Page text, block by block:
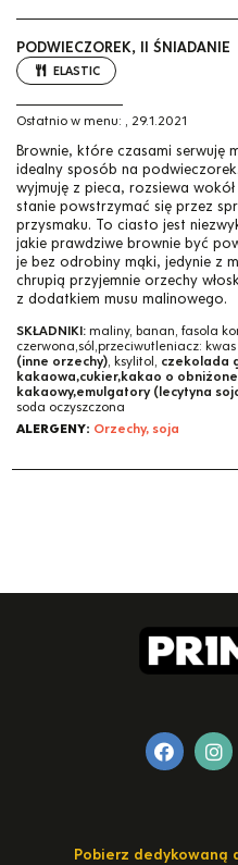
PODWIECZOREK, II ŚNIADANIE
ELASTIC
Ostatnio w menu: , 29.1.2021
Brownie, które czasami serwuję
idealny sposób na
wyjmuję z pieca, rozsiewa
stanie powstrzymać się przez
przysmaku. To ciasto jest
jakie prawdziwe brownie być
je bez odrobiny mąki, jedynie z
chrupią przyjemnie orzechy
z dodatkiem musu malinowego.
SKŁADNIKI: maliny, banan, fasola
czerwona,sól,przeciwutleniacz:
(inne orzechy), ksylitol, czekolada
kakaowa,cukier,kakao o
kakaowy,emulgatory (lecytyna
soda oczyszczona
ALERGENY: Orzechy, soja
Pobierz dedykowaną